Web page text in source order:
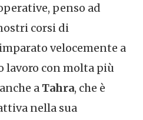
penso ad
corsi di
velocemente a
lavoro con molta più
a Tahra, che è
nella sua